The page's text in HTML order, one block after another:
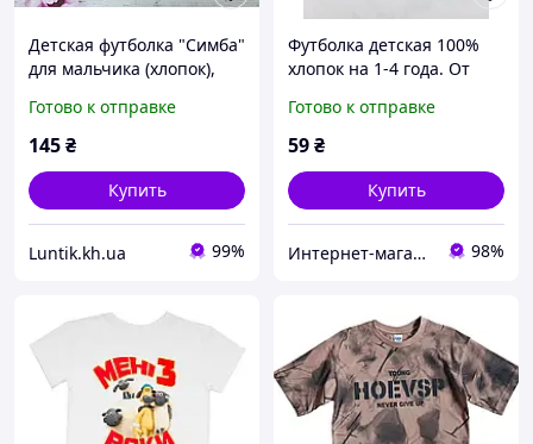
Детская футболка "Симба"
для мальчика (хлопок),
74-122
Готово к отправке
145₴
Купить
Luntik.kh.ua 99%
Футболка детская 100%
хлопок на 1-4 года. От
Готово к отправке
59₴
Купить
Интернет-магазин "Sens" 98%